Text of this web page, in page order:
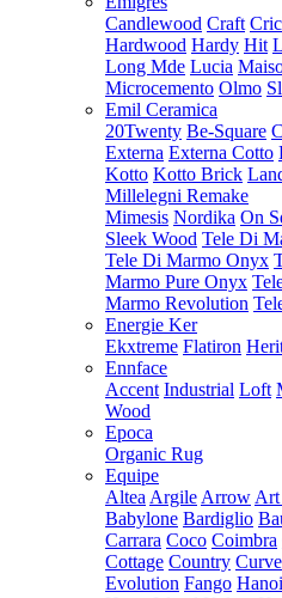
Candlewood Craft
Hardwood Hardy Hit
Long Mde Lucia
Microcemento Olmo
Emil Ceramica
20Twenty Be-Square
Externa Externa Cotto
Kotto Kotto Brick
Millelegni Remake
Mimesis Nordika On
Sleek Wood Tele Di
Tele Di Marmo Onyx
Marmo Pure Onyx
Marmo Revolution
Energie Ker
Ekxtreme Flatiron
Ennface
Accent Industrial Loft
Wood
Epoca
Organic Rug
Equipe
Altea Argile Arrow Art
Babylone Bardiglio
Carrara Coco Coimbra
Cottage Country Curve
Evolution Fango Hanoi